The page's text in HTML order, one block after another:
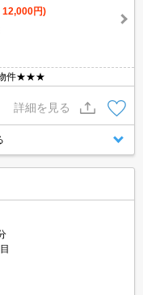
12,000円)
物件★★★
詳細を見る